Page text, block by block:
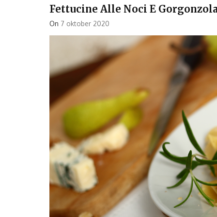
Fettucine Alle Noci E
On 7 oktober 2020